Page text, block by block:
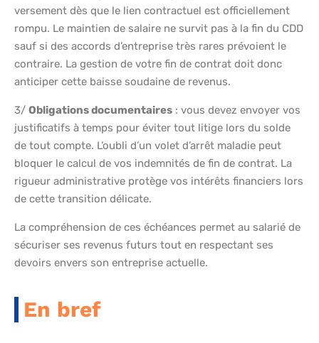
versement dès que le lien contractuel est officiellement
rompu. Le maintien de salaire ne survit pas à la fin du CDD
sauf si des accords d’entreprise très rares prévoient le
contraire. La gestion de votre fin de contrat doit donc
anticiper cette baisse soudaine de revenus.
3/ Obligations documentaires : vous devez envoyer vos
justificatifs à temps pour éviter tout litige lors du solde
de tout compte. L’oubli d’un volet d’arrêt maladie peut
bloquer le calcul de vos indemnités de fin de contrat. La
rigueur administrative protège vos intérêts financiers lors
de cette transition délicate.
La compréhension de ces échéances permet au salarié de
sécuriser ses revenus futurs tout en respectant ses
devoirs envers son entreprise actuelle.
En bref